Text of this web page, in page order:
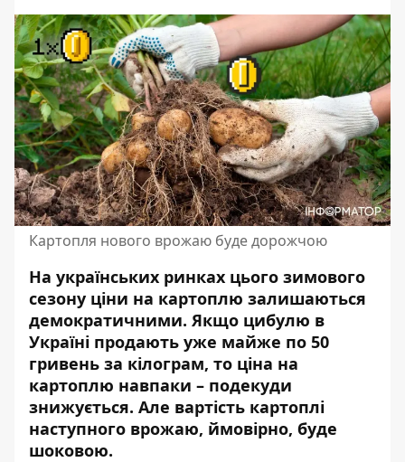
Картопля нового врожаю буде дорожчою
На українських ринках цього зимового
сезону ціни на картоплю залишаються
демократичними. Якщо цибулю в
Україні продають уже майже по 50
гривень за кілограм, то ціна на
картоплю навпаки – подекуди
знижується. Але вартість картоплі
наступного врожаю, ймовірно, буде
шоковою.